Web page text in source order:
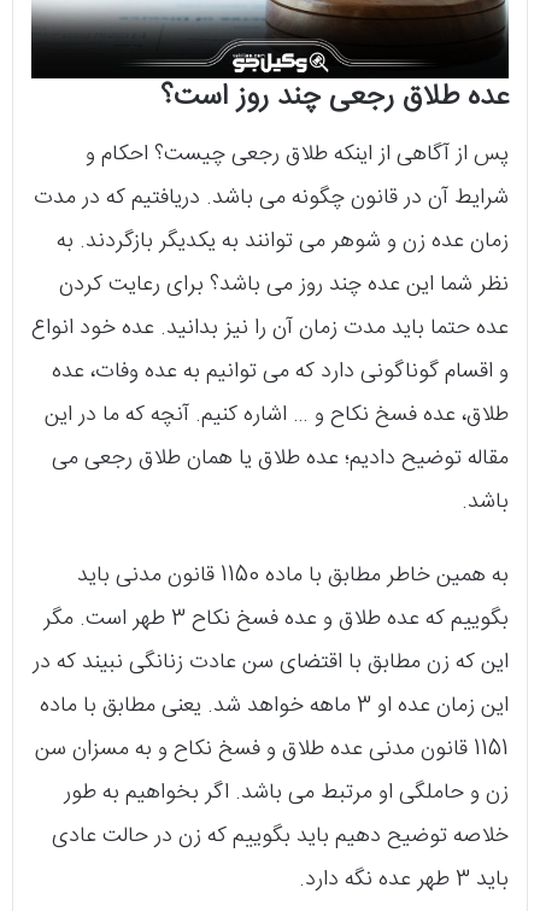
عده طلاق رجعی چند روز است؟
پس از آگاهی از اینکه طلاق رجعی چیست؟ احکام و
شرایط آن در قانون چگونه می‌ باشد. دریافتیم که در مدت
زمان عده زن و شوهر می‌ توانند به یکدیگر بازگردند. به
نظر شما این عده چند روز می‌ باشد؟ برای رعایت کردن
عده حتما باید مدت زمان آن را نیز بدانید. عده خود انواع
و اقسام گوناگونی دارد که می‌ توانیم به عده‌ وفات، عده
طلاق، عده‌ فسخ نکاح و … اشاره کنیم. آنچه که ما در این
مقاله توضیح دادیم؛ عده‌ طلاق یا همان طلاق رجعی می‌
باشد.
به همین خاطر مطابق با ماده‌ 1150 قانون مدنی باید
بگوییم که عده‌ طلاق و عده‌ فسخ نکاح 3 طهر است. مگر
این که زن مطابق با اقتضای سن عادت زنانگی نبیند که در
این زمان عده‌ او 3 ماهه خواهد شد. یعنی مطابق با ماده
1151 قانون مدنی عده‌ طلاق و فسخ نکاح و به مسزان سن
زن و حاملگی او مرتبط می باشد. اگر بخواهیم به طور
خلاصه توضیح دهیم باید بگوییم که زن در حالت عادی
باید 3 طهر عده نگه دارد.